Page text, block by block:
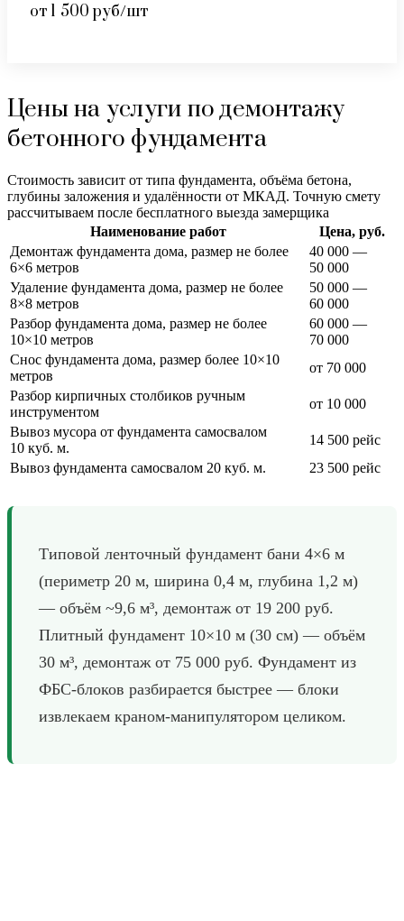
от 1 500 руб/шт
Цены на услуги по демонтажу
бетонного фундамента
Стоимость зависит от типа фундамента, объёма бетона,
глубины заложения и удалённости от МКАД. Точную смету
рассчитываем после бесплатного выезда замерщика
Наименование работ
Цена, руб.
Демонтаж фундамента дома, размер не более
6×6 метров
40 000 —
50 000
Удаление фундамента дома, размер не более
8×8 метров
50 000 —
60 000
Разбор фундамента дома, размер не более
10×10 метров
60 000 —
70 000
Снос фундамента дома, размер более 10×10
метров
от 70 000
Разбор кирпичных столбиков ручным
инструментом
от 10 000
Вывоз мусора от фундамента самосвалом
10 куб. м.
14 500 рейс
Вывоз фундамента самосвалом 20 куб. м.
23 500 рейс
Типовой ленточный фундамент бани 4×6 м
(периметр 20 м, ширина 0,4 м, глубина 1,2 м)
— объём ~9,6 м³, демонтаж от 19 200 руб.
Плитный фундамент 10×10 м (30 см) — объём
30 м³, демонтаж от 75 000 руб. Фундамент из
ФБС-блоков разбирается быстрее — блоки
извлекаем краном-манипулятором целиком.